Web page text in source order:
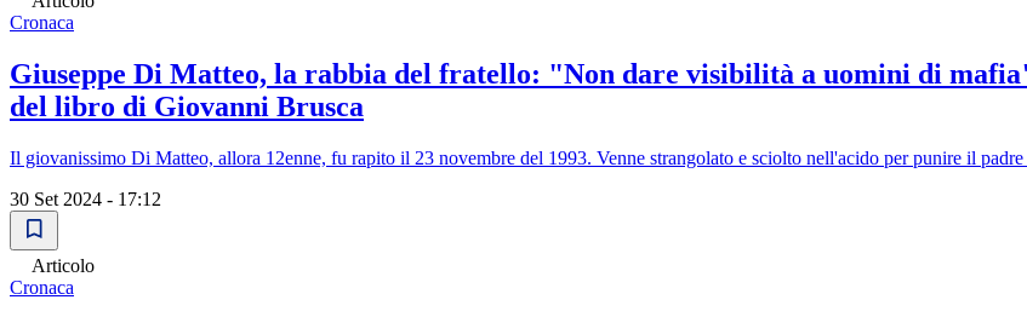
Cronaca
Giuseppe Di Matteo, la rabbia del fratello: "Non dare visibilità a uomini di
del libro di Giovanni Brusca
Il giovanissimo Di Matteo, allora 12enne, fu rapito il 23 novembre del 1993. Venne strangolato e sciolto nell'acido per punire il
30 Set 2024 - 17:12
Articolo
Cronaca